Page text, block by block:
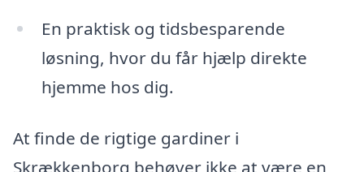
En praktisk og tidsbesparende
løsning, hvor du får hjælp direkte
hjemme hos dig.
At finde de rigtige gardiner i